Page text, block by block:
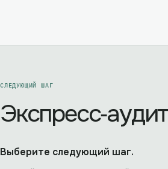
СЛЕДУЮЩИЙ ШАГ
Выберите следующий шаг.